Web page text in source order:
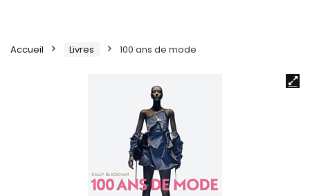
Accueil Livres 100 ans de mode